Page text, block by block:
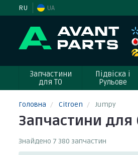
RU UA
Запчастини
для ТО
Підвіска і
Рульове
Головна Citroen Jumpy
Запчастини для
Знайдено 7 380 запчастин